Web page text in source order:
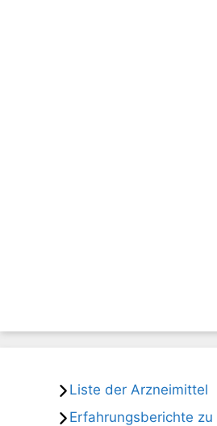
Liste der Arzneimittel
Erfahrungsberichte